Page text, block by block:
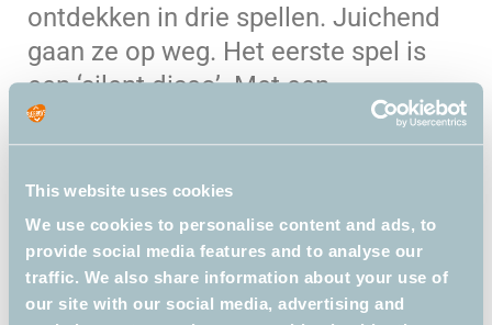
This website uses cookies
We use cookies to personalise content and ads, to
provide social media features and to analyse our
traffic. We also share information about your use of
our site with our social media, advertising and
ontdekken in drie spellen. Juichend
gaan ze op weg. Het eerste spel is
een ‘silent disco’. Met een
koptelefoon op luisteren de
leerlingen naar drie fragmenten.
Daarna mogen ze raden uit welk
boek die komen. Het tweede spel is
een soort doolhof. Door steeds te
kiezen uit de bordjes op het